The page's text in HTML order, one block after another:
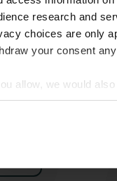
research and
choices are only
your consent
allow, we would
Collect information
out more about how
use cookies to